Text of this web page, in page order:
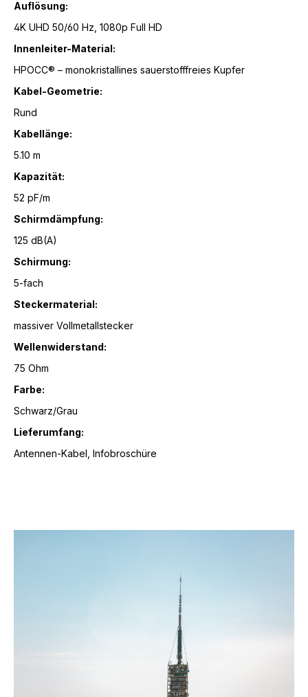
Auflösung:
4K UHD 50/60 Hz, 1080p Full HD
Innenleiter-Material:
HPOCC® – monokristallines sauerstofffreies Kupfer
Kabel-Geometrie:
Rund
Kabellänge:
5.10 m
Kapazität:
52 pF/m
Schirmdämpfung:
125 dB(A)
Schirmung:
5-fach
Steckermaterial:
massiver Vollmetallstecker
Wellenwiderstand:
75 Ohm
Farbe:
Schwarz/Grau
Lieferumfang:
Antennen-Kabel, Infobroschüre